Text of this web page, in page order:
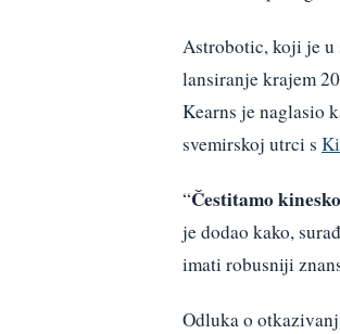
Astrobotic, koji je u
lansiranje krajem
Kearns je naglasio
svemirskoj utrci s
“Čestitamo
je dodao kako,
imati robusniji
Odluka o